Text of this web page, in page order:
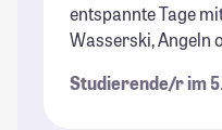
entspannte Tage
Wasserski, Angeln
Studierende/r im